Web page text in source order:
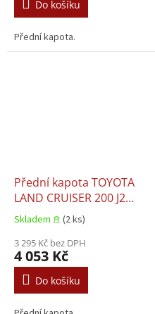
Do košíku
Přední kapota.
Přední kapota TOYOTA
LAND CRUISER 200 J2
01.2008+
Skladem 𖠿 (2 ks)
3 295 Kč bez DPH
4 053 Kč
Do košíku